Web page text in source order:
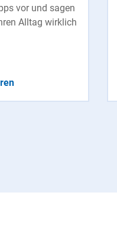
vor und sagen
Alltag wirklich